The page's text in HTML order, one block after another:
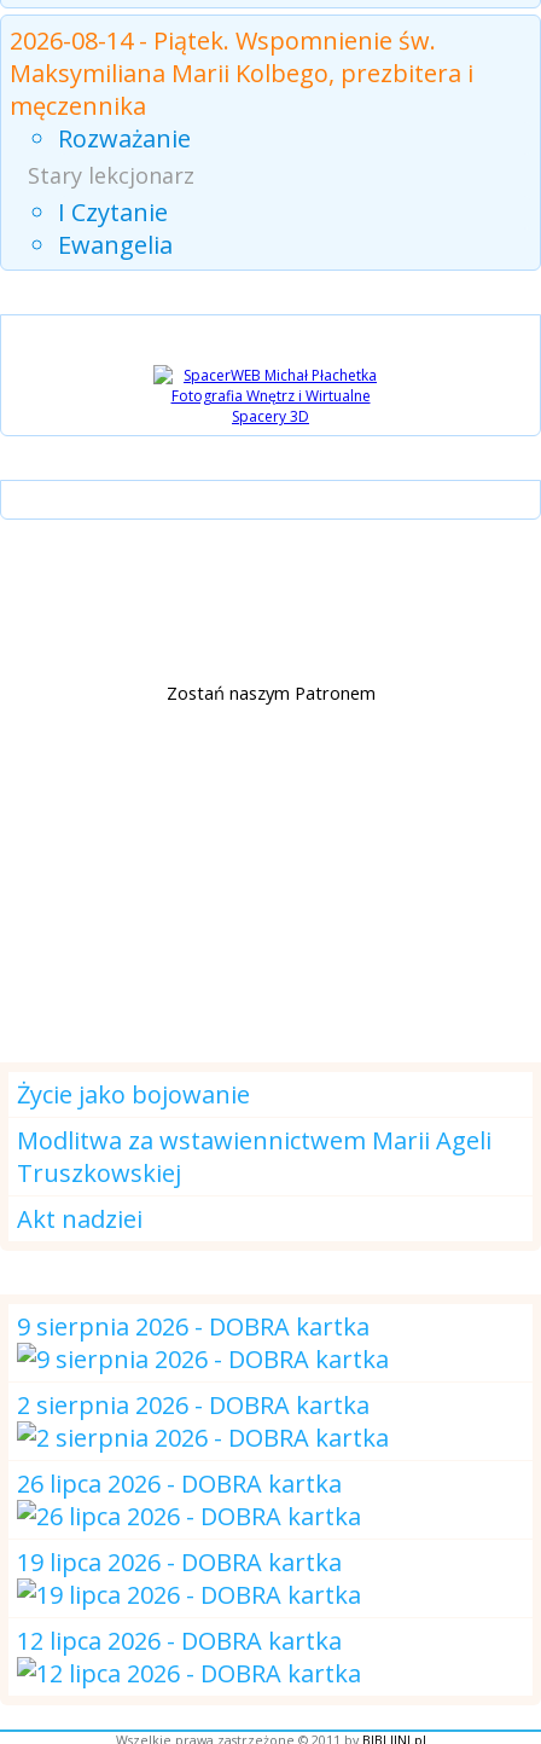
2026-08-14 - Piątek. Wspomnienie św.
Maksymiliana Marii Kolbego, prezbitera i
męczennika
Rozważanie
Stary lekcjonarz
I Czytanie
Ewangelia
Zostań naszym Patronem
Życie jako bojowanie
Modlitwa za wstawiennictwem Marii Ageli
Truszkowskiej
Akt nadziei
9 sierpnia 2026 - DOBRA kartka
2 sierpnia 2026 - DOBRA kartka
26 lipca 2026 - DOBRA kartka
19 lipca 2026 - DOBRA kartka
12 lipca 2026 - DOBRA kartka
Wszelkie prawa zastrzeżone © 2011 by BIBLIJNI.pl